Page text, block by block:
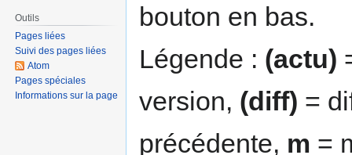
bouton en bas.
Légende : (actu)
version, (diff) =
précédente, m =
Outils
Pages liées
Suivi des pages liées
Atom
Pages spéciales
Informations sur la page